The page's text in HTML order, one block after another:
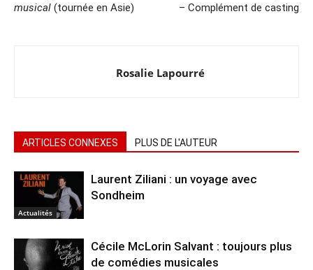
musical (tournée en Asie)
– Complément de casting
Rosalie Lapourré
ARTICLES CONNEXES PLUS DE L'AUTEUR
Actualités
Laurent Ziliani : un voyage avec
Sondheim
Cécile McLorin Salvant : toujours plus
de comédies musicales